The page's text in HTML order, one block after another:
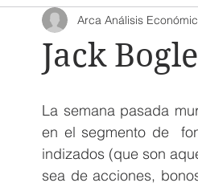
Reporte del día
Jack
Arca Análisis
La semana pasada
en el segmento de
indizados (que son
sea de acciones,